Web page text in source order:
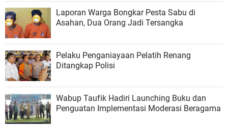
Laporan Warga Bongkar Pesta Sabu di
Asahan, Dua Orang Jadi Tersangka
Pelaku Penganiayaan Pelatih Renang
Ditangkap Polisi
Wabup Taufik Hadiri Launching Buku dan
Penguatan Implementasi Moderasi Beragama